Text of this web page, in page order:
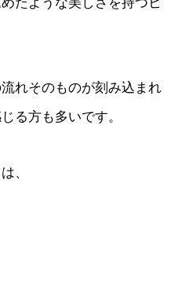
れそのものが刻み込まれ
る方も多いです。
、